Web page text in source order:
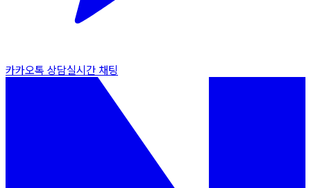
카카오톡 상담실시간 채팅